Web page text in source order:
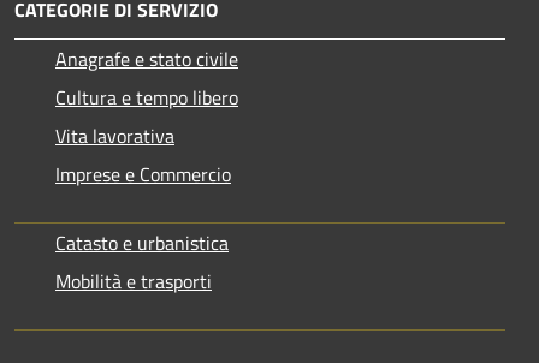
CATEGORIE DI SERVIZIO
Anagrafe e stato civile
Cultura e tempo libero
Vita lavorativa
Imprese e Commercio
Catasto e urbanistica
Mobilità e trasporti